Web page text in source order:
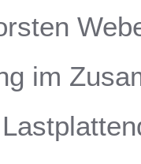
im